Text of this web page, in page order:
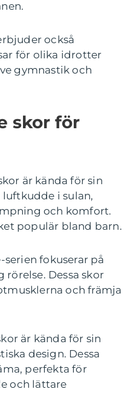
också
för olika idrotter
gymnastik och
skor för
är kända för sin
i sulan,
och komfort.
populär bland barn.
serien fokuserar på
Dessa skor
och främja
är kända för sin
design. Dessa
perfekta för
och lättare